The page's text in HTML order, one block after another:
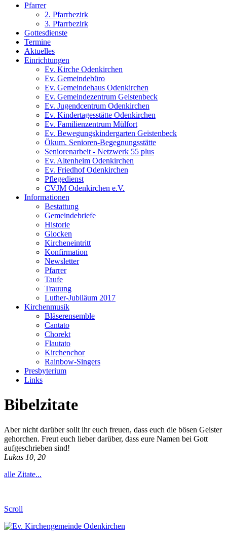
Pfarrer
2. Pfarrbezirk
3. Pfarrbezirk
Gottesdienste
Termine
Aktuelles
Einrichtungen
Ev. Kirche Odenkirchen
Ev. Gemeindebüro
Ev. Gemeindehaus Odenkirchen
Ev. Gemeindezentrum Geistenbeck
Ev. Jugendcentrum Odenkirchen
Ev. Kindertagesstätte Odenkirchen
Ev. Familienzentrum Mülfort
Ev. Bewegungskindergarten Geistenbeck
Ökum. Senioren-Begegnungsstätte
Seniorenarbeit - Netzwerk 55 plus
Ev. Altenheim Odenkirchen
Ev. Friedhof Odenkirchen
Pflegedienst
CVJM Odenkirchen e.V.
Informationen
Bestattung
Gemeindebriefe
Historie
Glocken
Kircheneintritt
Konfirmation
Newsletter
Pfarrer
Taufe
Trauung
Luther-Jubiläum 2017
Kirchenmusik
Bläserensemble
Cantato
Chorekt
Flautato
Kirchenchor
Rainbow-Singers
Presbyterium
Links
Bibelzitate
Aber nicht darüber sollt ihr euch freuen, dass euch die bösen Geister
gehorchen. Freut euch lieber darüber, dass eure Namen bei Gott
aufgeschrieben sind!
Lukas 10, 20
alle Zitate...
Scroll